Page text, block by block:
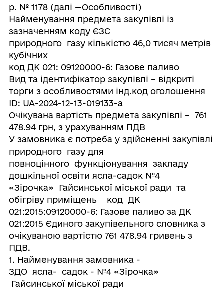
р. № 1178 (далі —Особливості)
Найменування предмета закупівлі із
зазначенням коду ЄЗС
природного газу кількістю 46,0 тисяч метрів
кубічних
код ДК 021: 09120000-6: Газове паливо
Вид та ідентифікатор закупівлі – відкриті
торги з особливостями інд.код оголошення
ID: UA-2024-12-13-019133-a
Очікувана вартість предмета закупівлі – 761
478.94 грн, з урахуванням ПДВ
У замовника є потреба у здійсненні закупівлі
природного газу для
повноцінного функціонування закладу
дошкільної освіти ясла-садок №4
«Зірочка» Гайсинської міської ради та
обігріву приміщень код ДК
021:2015:09120000-6: Газове паливо за ДК
021:2015 Єдиного закупівельного словника з
очікуваною вартістю 761 478.94 гривень з
ПДВ.
1. Найменування замовника -
ЗДО ясла- садок - №4 «Зірочка»
Гайсинської міської ради